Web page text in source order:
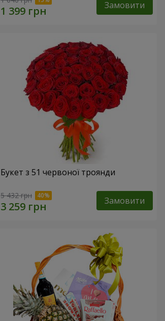
Замовити
Букет з 51 червоної троянди
5 432 грн Замовити